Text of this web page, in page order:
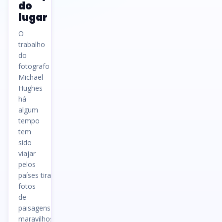
do
lugar
O
trabalho
do
fotografo
Michael
Hughes
há
algum
tempo
tem
sido
viajar
pelos
países tirando
fotos
de
paisagens
maravilhosas,